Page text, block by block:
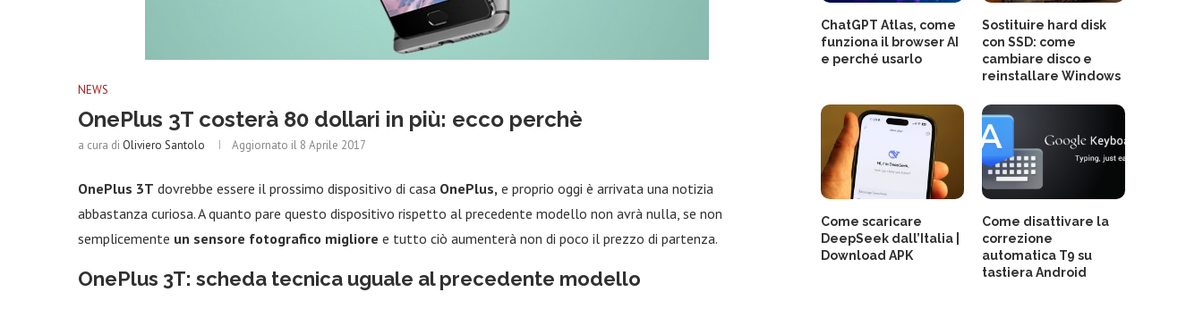
NEWS
OnePlus 3T costerà 80 dollari in più: ecco perchè
a cura di Oliviero Santolo Aggiornato il 8 Aprile 2017
OnePlus 3T dovrebbe essere il prossimo dispositivo di casa OnePlus, e proprio oggi è arrivata una notizia
abbastanza curiosa. A quanto pare questo dispositivo rispetto al precedente modello non avrà nulla, se non
semplicemente un sensore fotografico migliore e tutto ciò aumenterà non di poco il prezzo di partenza.
OnePlus 3T: scheda tecnica uguale al precedente modello
ChatGPT Atlas, come
funziona il browser AI
e perché usarlo
Sostituire hard disk
con SSD: come
cambiare disco e
reinstallare Windows
Come scaricare
DeepSeek dall’Italia |
Download APK
Come disattivare la
correzione
automatica T9 su
tastiera Android